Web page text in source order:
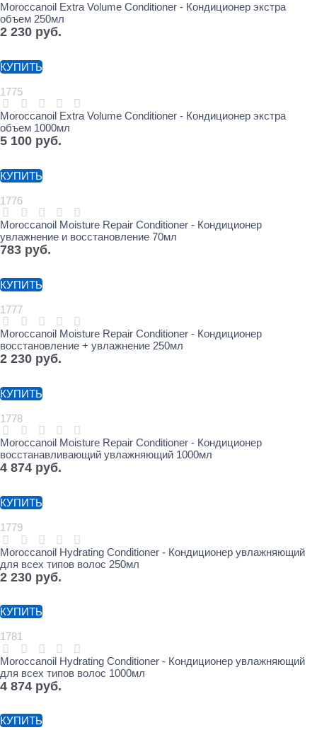
Moroccanoil Extra Volume Conditioner - Кондиционер экстра
объем 250мл
2 230 руб.
КУПИТЬ
1775
Moroccanoil Extra Volume Conditioner - Кондиционер экстра
объем 1000мл
5 100 руб.
КУПИТЬ
1776
Moroccanoil Moisture Repair Conditioner - Кондиционер
увлажнение и восстановление 70мл
783 руб.
КУПИТЬ
1777
Moroccanoil Moisture Repair Conditioner - Кондиционер
восстановление + увлажнение 250мл
2 230 руб.
КУПИТЬ
1778
Moroccanoil Moisture Repair Conditioner - Кондиционер
восстанавливающий увлажняющий 1000мл
4 874 руб.
КУПИТЬ
1779
Moroccanoil Hydrating Conditioner - Кондиционер увлажняющий
для всех типов волос 250мл
2 230 руб.
КУПИТЬ
1781
Moroccanoil Hydrating Conditioner - Кондиционер увлажняющий
для всех типов волос 1000мл
4 874 руб.
КУПИТЬ